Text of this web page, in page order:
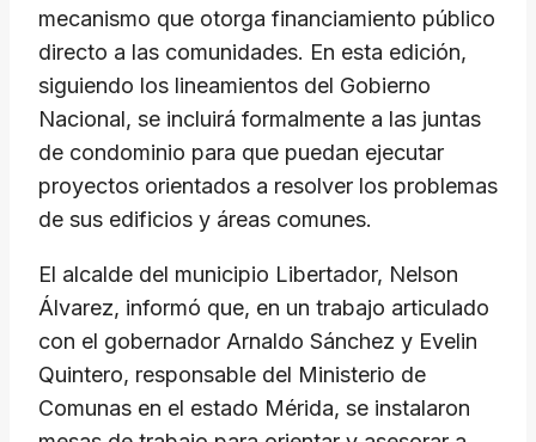
mecanismo que otorga financiamiento público
directo a las comunidades. En esta edición,
siguiendo los lineamientos del Gobierno
Nacional, se incluirá formalmente a las juntas
de condominio para que puedan ejecutar
proyectos orientados a resolver los problemas
de sus edificios y áreas comunes.
​El alcalde del municipio Libertador, Nelson
Álvarez, informó que, en un trabajo articulado
con el gobernador Arnaldo Sánchez y Evelin
Quintero, responsable del Ministerio de
Comunas en el estado Mérida, se instalaron